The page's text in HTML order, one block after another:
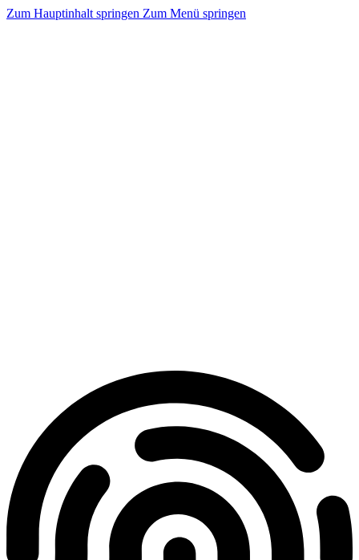
Zum Hauptinhalt springen Zum Menü springen